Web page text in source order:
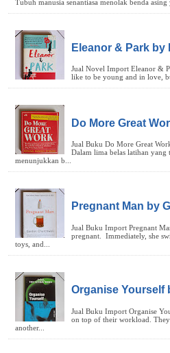
Eleanor & Park by
Do More Great
Pregnant Man by
Organise Yourself